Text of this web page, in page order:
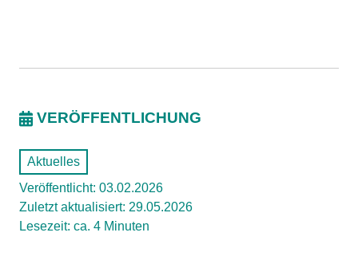
VERÖFFENTLICHUNG
Aktuelles
Veröffentlicht: 03.02.2026
Zuletzt aktualisiert: 29.05.2026
Lesezeit: ca. 4 Minuten